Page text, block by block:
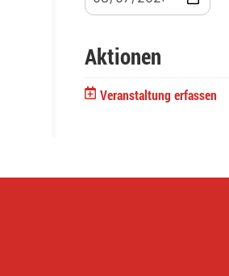
Aktionen
Veranstaltung erfassen